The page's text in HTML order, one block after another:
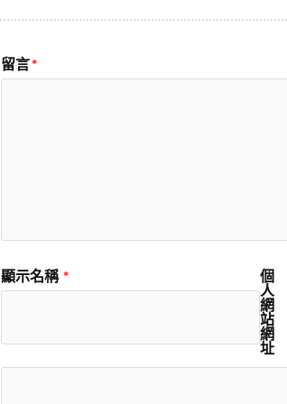
留言*
顯示名稱 *
個
人
網
站
網
址